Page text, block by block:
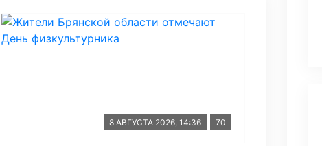
8 АВГУСТА 2026, 14:36 70